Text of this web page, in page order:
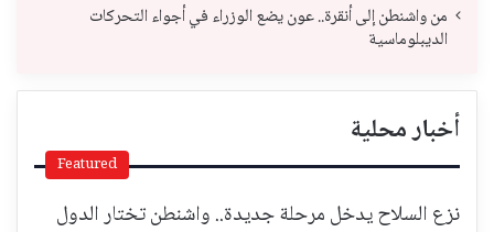
من واشنطن إلى أنقرة.. عون يضع الوزراء في أجواء التحركات
الديبلوماسية
أخبار محلية
Featured
نزع السلاح يدخل مرحلة جديدة.. واشنطن تختار الدول